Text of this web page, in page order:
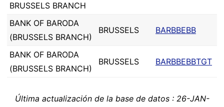
BRUSSELS BRANCH
BANK OF BARODA
(BRUSSELS BRANCH)
BRUSSELS BARBBEBB
BANK OF BARODA
(BRUSSELS BRANCH)
BRUSSELS BARBBEBBTGT
Última actualización de la base de datos : 26-JAN-